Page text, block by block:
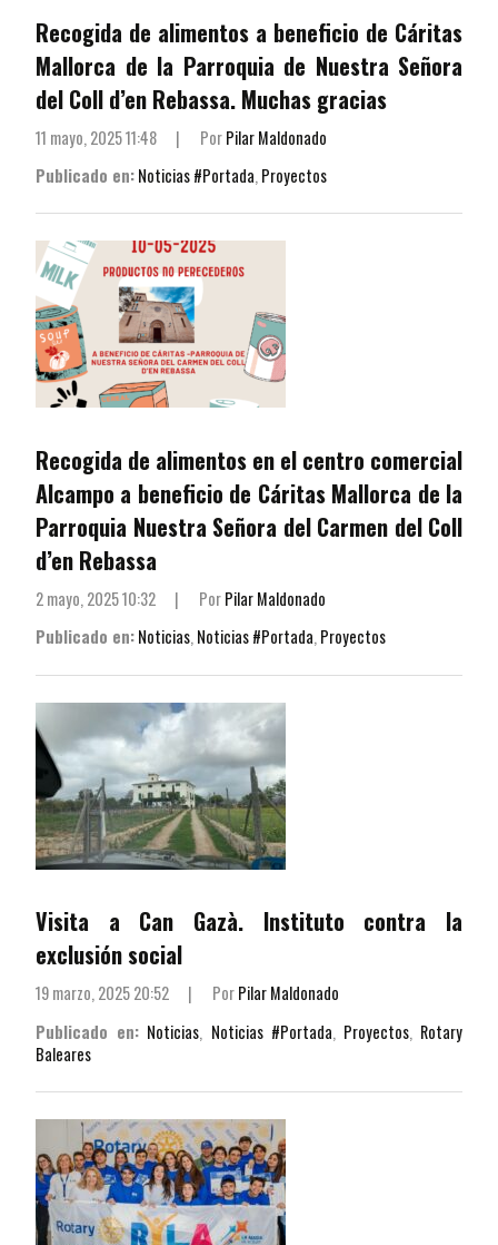
Recogida de alimentos a beneficio de Cáritas
Mallorca de la Parroquia de Nuestra Señora
del Coll d’en Rebassa. Muchas gracias
11 mayo, 2025 11:48 | PorPilar Maldonado
Publicado en:Noticias #Portada,Proyectos
Recogida de alimentos en el centro comercial
Alcampo a beneficio de Cáritas Mallorca de la
Parroquia Nuestra Señora del Carmen del Coll
d’en Rebassa
2 mayo, 2025 10:32 | PorPilar Maldonado
Publicado en:Noticias,Noticias #Portada,Proyectos
Visita a Can Gazà. Instituto contra la
exclusión social
19 marzo, 2025 20:52 | PorPilar Maldonado
Publicado en: Noticias, Noticias #Portada, Proyectos, Rotary
Baleares